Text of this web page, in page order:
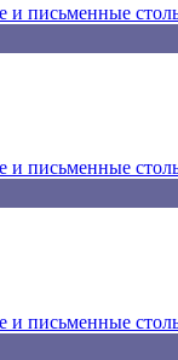
и письменные
и письменные
и письменные